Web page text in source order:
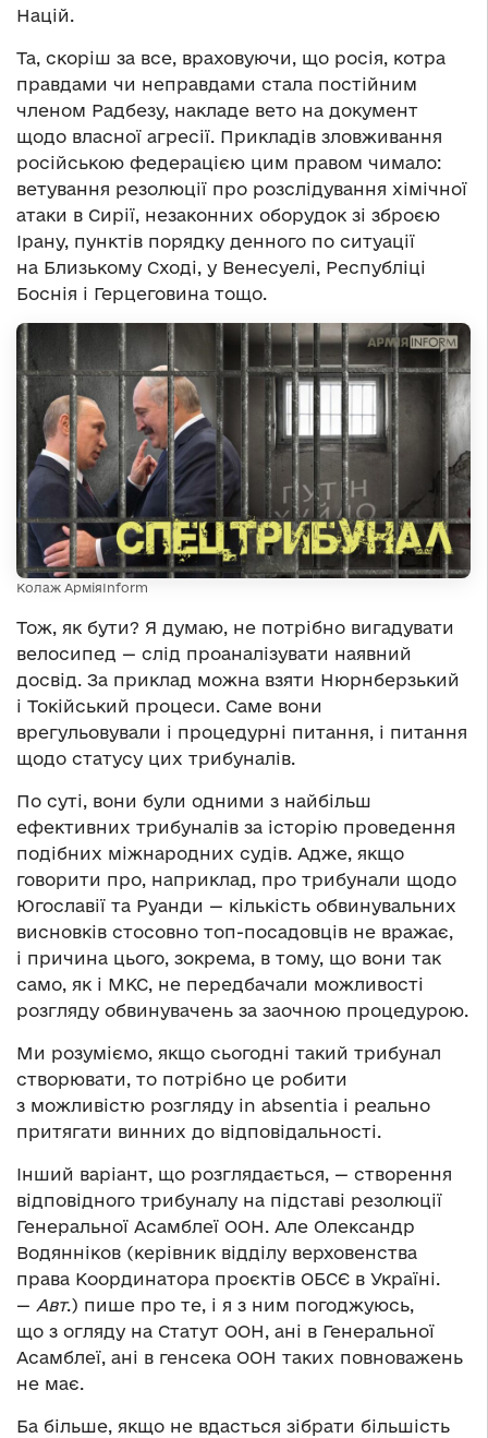
Націй.
Та, скоріш за все, враховуючи, що росія, котра
правдами чи неправдами стала постійним
членом Радбезу, накладе вето на документ
щодо власної агресії. Прикладів зловживання
російською федерацією цим правом чимало:
ветування резолюції про розслідування хімічної
атаки в Сирії, незаконних оборудок зі зброєю
Ірану, пунктів порядку денного по ситуації
на Близькому Сході, у Венесуелі, Республіці
Боснія і Герцеговина тощо.
Колаж АрміяInform
Тож, як бути? Я думаю, не потрібно вигадувати
велосипед — слід проаналізувати наявний
досвід. За приклад можна взяти Нюрнберзький
і Токійський процеси. Саме вони
врегульовували і процедурні питання, і питання
щодо статусу цих трибуналів.
По суті, вони були одними з найбільш
ефективних трибуналів за історію проведення
подібних міжнародних судів. Адже, якщо
говорити про, наприклад, про трибунали щодо
Югославії та Руанди — кількість обвинувальних
висновків стосовно топ-посадовців не вражає,
і причина цього, зокрема, в тому, що вони так
само, як і МКС, не передбачали можливості
розгляду обвинувачень за заочною процедурою.
Ми розуміємо, якщо сьогодні такий трибунал
створювати, то потрібно це робити
з можливістю розгляду in absentia і реально
притягати винних до відповідальності.
Інший варіант, що розглядається, — створення
відповідного трибуналу на підставі резолюції
Генеральної Асамблеї ООН. Але Олександр
Водянніков (керівник відділу верховенства
права Координатора проєктів ОБСЄ в Україні.
— Авт.) пише про те, і я з ним погоджуюсь,
що з огляду на Статут ООН, ані в Генеральної
Асамблеї, ані в генсека ООН таких повноважень
не має.
Ба більше, якщо не вдасться зібрати більшість